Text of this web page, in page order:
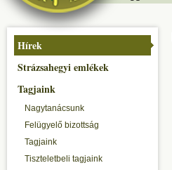
Hírek
Strázsahegyi emlékek
Tagjaink
Nagytanácsunk
Felügyelő bizottság
Tagjaink
Tiszteletbeli tagjaink